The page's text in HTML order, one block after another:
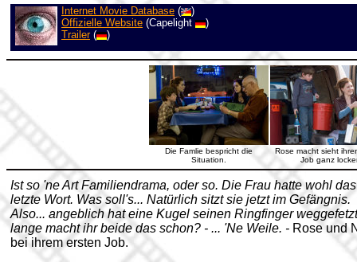
Internet Movie Database (
)
Offizielle Website (Capelight
)
Trailer( )
Die Famlie bespricht die
Situation.
Rose macht sieht
Job ganz
Ist so 'ne Art Familiendrama, oder so. Die Frau hatte wohl das
letzte Wort. Was soll's... Natürlich sitzt sie jetzt im Gefängnis.
Also... angeblich hat eine Kugel seinen Ringfinger
lange macht ihr beide das schon? - ... 'Ne Weile. - Rose und
bei ihrem ersten Job.